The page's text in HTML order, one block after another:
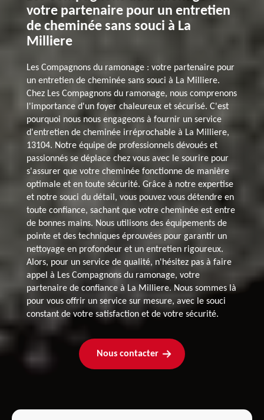
votre partenaire pour un entretien
de cheminée sans souci à La
Milliere
Les Compagnons du ramonage : votre partenaire pour
un entretien de cheminée sans souci à La Milliere.
Chez Les Compagnons du ramonage, nous comprenons
l'importance d'un foyer chaleureux et sécurisé. C'est
pourquoi nous nous engageons à fournir un service
d'entretien de cheminée irréprochable à La Milliere,
13104. Notre équipe de professionnels dévoués et
passionnés se déplace chez vous avec le sourire pour
s'assurer que votre cheminée fonctionne de manière
optimale et en toute sécurité. Grâce à notre expertise
et notre souci du détail, vous pouvez vous détendre en
toute confiance, sachant que votre cheminée est entre
de bonnes mains. Nous utilisons des équipements de
pointe et des techniques éprouvées pour garantir un
nettoyage en profondeur et un entretien rigoureux.
Alors, pour un service de qualité, n'hésitez pas à faire
appel à Les Compagnons du ramonage, votre
partenaire de confiance à La Milliere. Nous sommes là
pour vous offrir un service sur mesure, avec le souci
constant de votre satisfaction et de votre sécurité.
Nous contacter